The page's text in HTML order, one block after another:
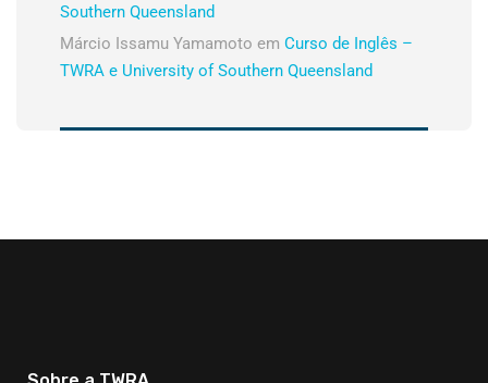
Southern Queensland
Márcio Issamu Yamamoto em Curso de Inglês –
TWRA e University of Southern Queensland